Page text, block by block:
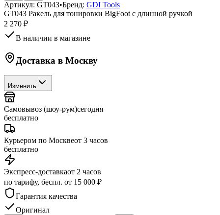
Артикул: GT043•Бренд: GDI Tools
GT043 Ракель для тонировки BigFoot с длинной ручкой
2 270 ₽
В наличии в магазине
Доставка в Москву
Изменить
Самовывоз (шоу-рум)сегодня
бесплатно
Курьером по Москвеот 3 часов
бесплатно
Экспресс-доставкаот 2 часов
по тарифу, беспл. от 15 000 ₽
Гарантия качества
Оригинал